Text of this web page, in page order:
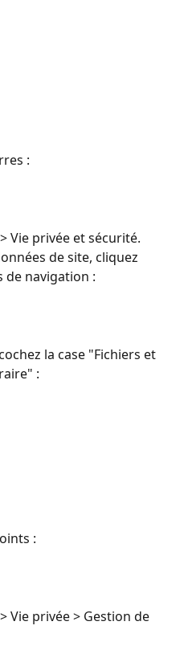
:
Vie privée et sécurité.
de site, cliquez
de navigation :
la case "Fichiers et
:
:
Vie privée > Gestion de